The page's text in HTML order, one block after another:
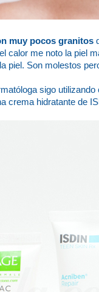
muy pocos granitos
calor me noto la piel
piel. Son molestos
sigo
crema hidratante de